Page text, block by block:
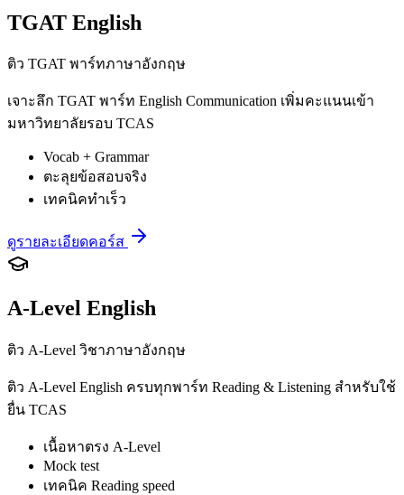
TGAT English
ติว TGAT พาร์ทภาษาอังกฤษ
เจาะลึก TGAT พาร์ท English Communication เพิ่มคะแนนเข้า
มหาวิทยาลัยรอบ TCAS
Vocab + Grammar
ตะลุยข้อสอบจริง
เทคนิคทำเร็ว
ดูรายละเอียดคอร์ส
A-Level English
ติว A-Level วิชาภาษาอังกฤษ
ติว A-Level English ครบทุกพาร์ท Reading & Listening สำหรับใช้
ยื่น TCAS
เนื้อหาตรง A-Level
Mock test
เทคนิค Reading speed